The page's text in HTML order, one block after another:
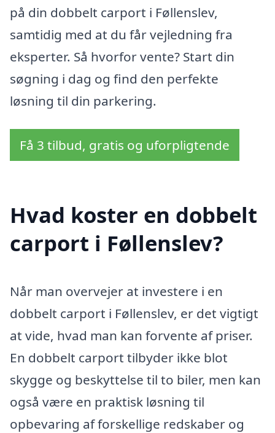
på din dobbelt carport i Føllenslev,
samtidig med at du får vejledning fra
eksperter. Så hvorfor vente? Start din
søgning i dag og find den perfekte
løsning til din parkering.
Få 3 tilbud, gratis og uforpligtende
Hvad koster en dobbelt
carport i Føllenslev?
Når man overvejer at investere i en
dobbelt carport i Føllenslev, er det vigtigt
at vide, hvad man kan forvente af priser.
En dobbelt carport tilbyder ikke blot
skygge og beskyttelse til to biler, men kan
også være en praktisk løsning til
opbevaring af forskellige redskaber og